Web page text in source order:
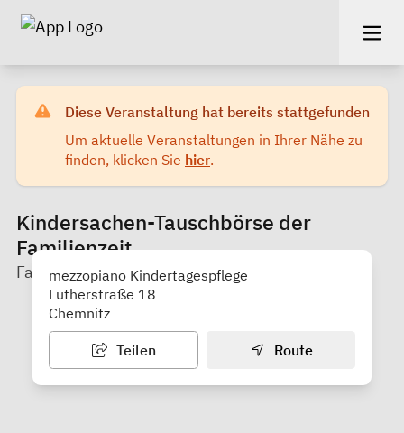
Diese Veranstaltung hat bereits stattgefunden
Um aktuelle Veranstaltungen in Ihrer Nähe zu
finden, klicken Sie hier.
Kindersachen-Tauschbörse der
Familienzeit
Familienzeit Chemnitz
mezzopiano Kindertagespflege
Lutherstraße 18
Chemnitz
Teilen Route